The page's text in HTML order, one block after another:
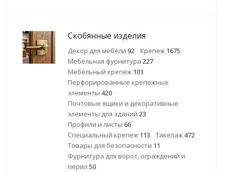
Скобянные изделия
Декор для мебели 92 Крепеж 1675
Мебельная фурнитура 227
Мебельный крепеж 101
Перфорированные крепежные
элементы 420
Почтовые ящики и декоративные
элементы для зданий 23
Профили и листы 66
Специальный крепеж 113 Такелаж472
Товары для безопасности 11
Фурнитура для ворот, ограждений и
перил 50